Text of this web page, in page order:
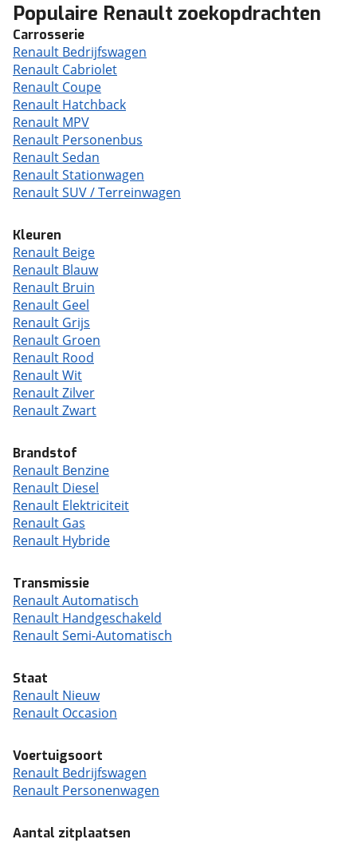
Populaire Renault zoekopdrachten
Carrosserie
Renault Bedrijfswagen
Renault Cabriolet
Renault Coupe
Renault Hatchback
Renault MPV
Renault Personenbus
Renault Sedan
Renault Stationwagen
Renault SUV / Terreinwagen
Kleuren
Renault Beige
Renault Blauw
Renault Bruin
Renault Geel
Renault Grijs
Renault Groen
Renault Rood
Renault Wit
Renault Zilver
Renault Zwart
Brandstof
Renault Benzine
Renault Diesel
Renault Elektriciteit
Renault Gas
Renault Hybride
Transmissie
Renault Automatisch
Renault Handgeschakeld
Renault Semi-Automatisch
Staat
Renault Nieuw
Renault Occasion
Voertuigsoort
Renault Bedrijfswagen
Renault Personenwagen
Aantal zitplaatsen